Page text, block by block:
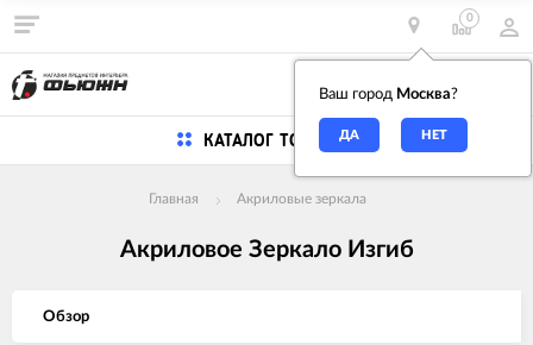
Ваш город Москва?
0
КАТАЛОГ ТОВАРОВ
Главная Акриловые зеркала
Акриловое Зеркало Изгиб
Обзор